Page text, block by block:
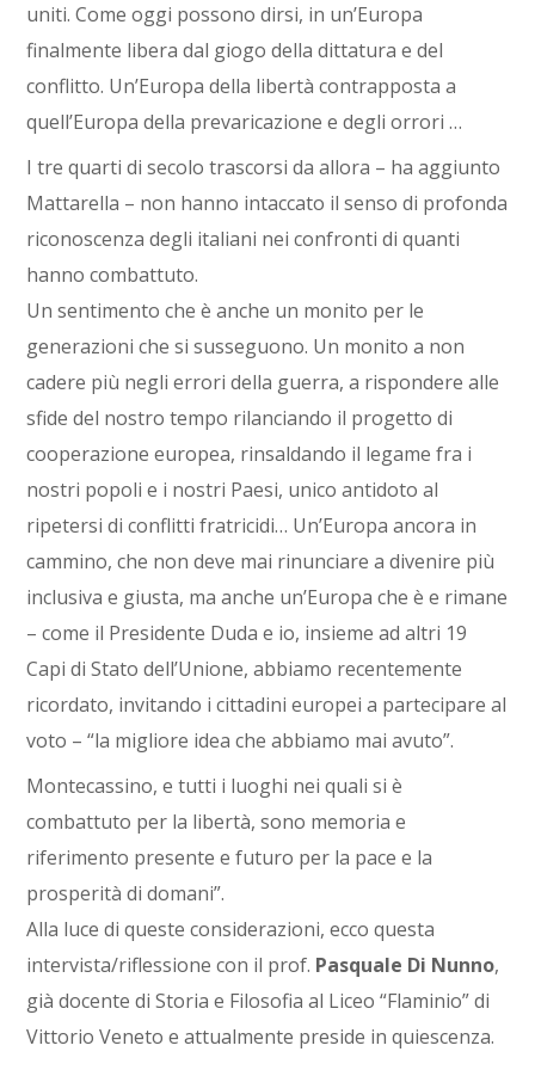
uniti. Come oggi possono dirsi, in un’Europa
finalmente libera dal giogo della dittatura e del
conflitto. Un’Europa della libertà contrapposta a
quell’Europa della prevaricazione e degli orrori …
I tre quarti di secolo trascorsi da allora – ha aggiunto
Mattarella – non hanno intaccato il senso di profonda
riconoscenza degli italiani nei confronti di quanti
hanno combattuto.
Un sentimento che è anche un monito per le
generazioni che si susseguono. Un monito a non
cadere più negli errori della guerra, a rispondere alle
sfide del nostro tempo rilanciando il progetto di
cooperazione europea, rinsaldando il legame fra i
nostri popoli e i nostri Paesi, unico antidoto al
ripetersi di conflitti fratricidi… Un’Europa ancora in
cammino, che non deve mai rinunciare a divenire più
inclusiva e giusta, ma anche un’Europa che è e rimane
– come il Presidente Duda e io, insieme ad altri 19
Capi di Stato dell’Unione, abbiamo recentemente
ricordato, invitando i cittadini europei a partecipare al
voto – “la migliore idea che abbiamo mai avuto”.
Montecassino, e tutti i luoghi nei quali si è
combattuto per la libertà, sono memoria e
riferimento presente e futuro per la pace e la
prosperità di domani”.
Alla luce di queste considerazioni, ecco questa
intervista/riflessione con il prof. Pasquale Di Nunno,
già docente di Storia e Filosofia al Liceo “Flaminio” di
Vittorio Veneto e attualmente preside in quiescenza.